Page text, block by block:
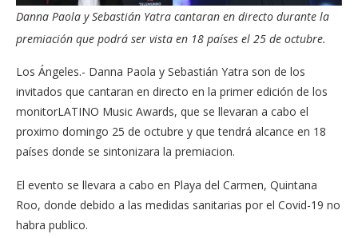
Danna Paola y Sebastián Yatra cantaran en directo durante la
premiación que podrá ser vista en 18 países el 25 de octubre.
Los Ángeles.- Danna Paola y Sebastián Yatra son de los
invitados que cantaran en directo en la primer edición de los
monitorLATINO Music Awards, que se llevaran a cabo el
proximo domingo 25 de octubre y que tendrá alcance en 18
países donde se sintonizara la premiacion.
El evento se llevara a cabo en Playa del Carmen, Quintana
Roo, donde debido a las medidas sanitarias por el Covid-19 no
habra publico.